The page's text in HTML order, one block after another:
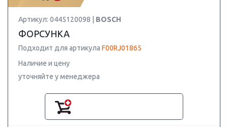
Артикул: 0445120098 | BOSCH
ФОРСУНКА
Подходит для артикула F00RJ01865
Наличие и цену
уточняйте у менеджера